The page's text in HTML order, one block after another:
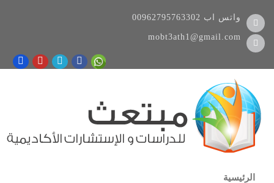
00962795763302 واتس اب
mobt3ath1@gmail.com
الرئيسية